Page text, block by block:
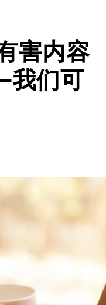
害内容
我们可